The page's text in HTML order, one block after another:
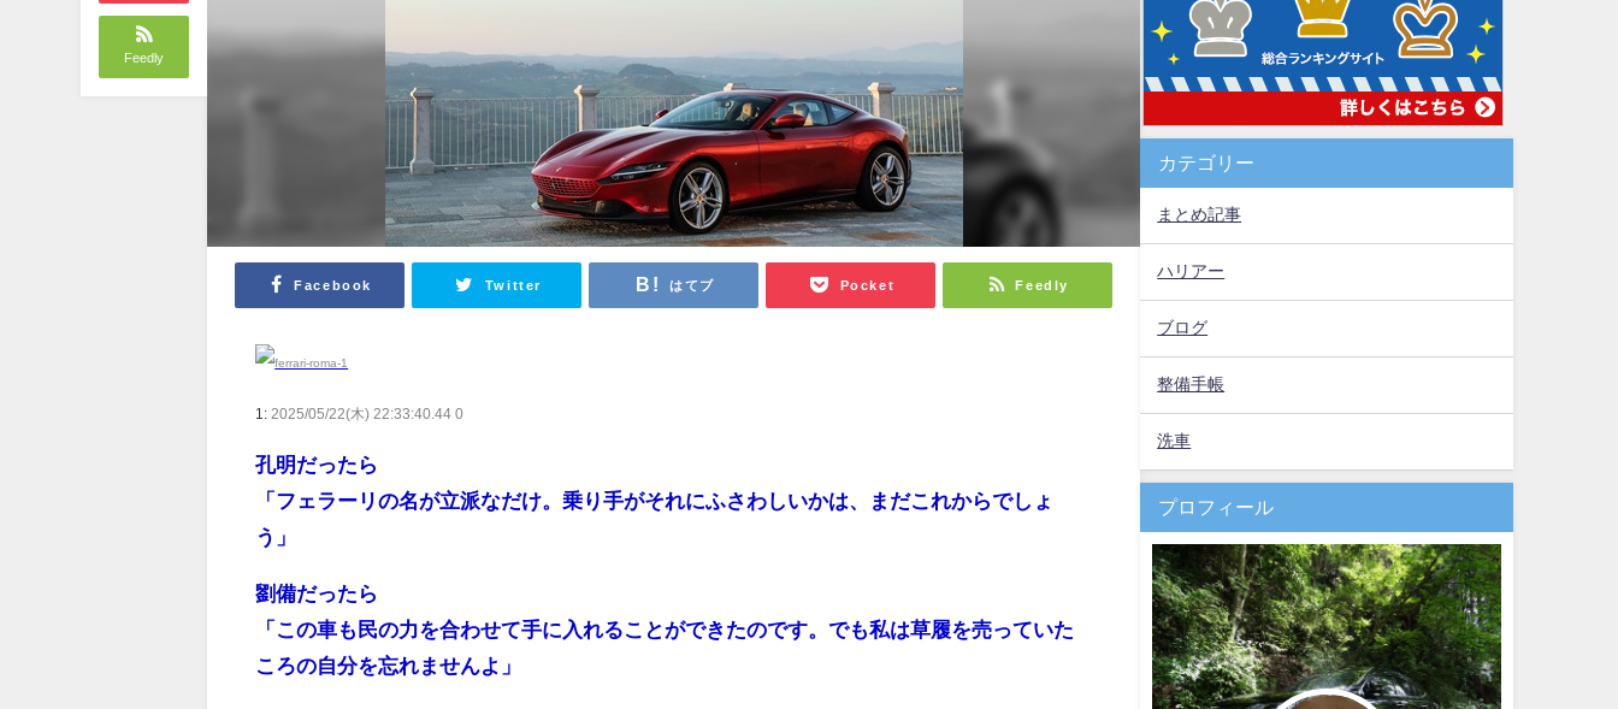
Feedly
Facebook Twitter はてブ Pocket Feedly
1: 2025/05/22(木) 22:33:40.44 0
孔明だったら
「フェラーリの名が立派なだけ。乗り手がそれにふさわしいかは、まだこれからでしょ
う」
劉備だったら
「この車も民の力を合わせて手に入れることができたのです。でも私は草履を売っていた
ころの自分を忘れませんよ」
カテゴリー
まとめ記事
ハリアー
ブログ
整備手帳
洗車
プロフィール